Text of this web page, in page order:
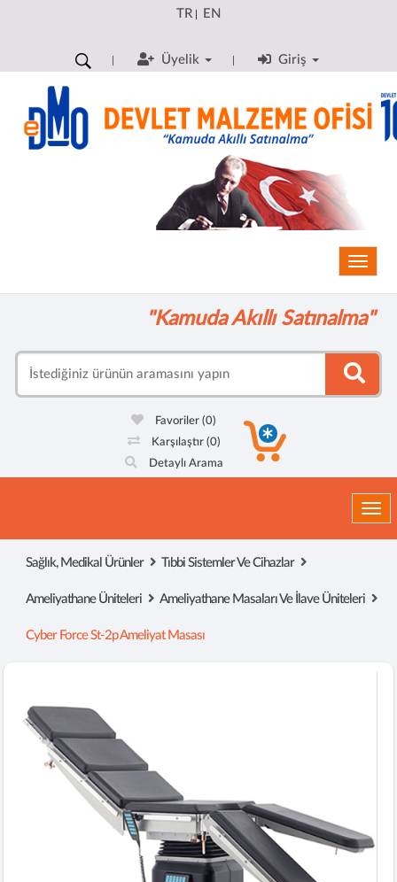
TR| EN
Üyelik Giriş
"Kamuda Akıllı Satınalma"
Favoriler(0)
Karşılaştır (0)
Detaylı Arama
Sağlık, Medikal Ürünler Tıbbi Sistemler Ve Cihazlar
Ameliyathane Üniteleri Ameliyathane Masaları Ve İlave Üniteleri
Cyber Force St-2p Ameliyat Masası